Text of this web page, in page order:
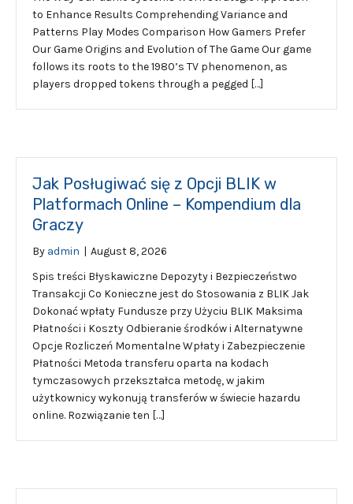
to Enhance Results Comprehending Variance and
Patterns Play Modes Comparison How Gamers Prefer
Our Game Origins and Evolution of The Game Our game
follows its roots to the 1980’s TV phenomenon, as
players dropped tokens through a pegged […]
Jak Posługiwać się z Opcji BLIK w
Platformach Online – Kompendium dla
Graczy
By admin | August 8, 2026
Spis treści Błyskawiczne Depozyty i Bezpieczeństwo
Transakcji Co Konieczne jest do Stosowania z BLIK Jak
Dokonać wpłaty Fundusze przy Użyciu BLIK Maksima
Płatności i Koszty Odbieranie środków i Alternatywne
Opcje Rozliczeń Momentalne Wpłaty i Zabezpieczenie
Płatności Metoda transferu oparta na kodach
tymczasowych przekształca metodę, w jakim
użytkownicy wykonują transferów w świecie hazardu
online. Rozwiązanie ten […]